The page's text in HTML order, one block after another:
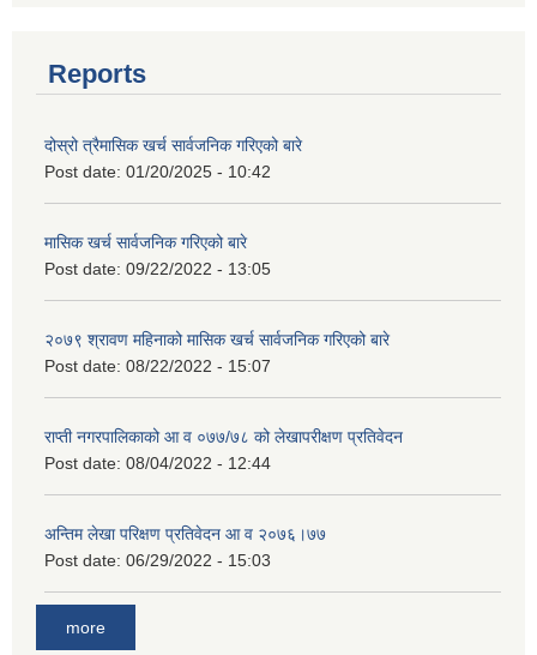
Reports
दोस्रो त्रैमासिक खर्च सार्वजनिक गरिएको बारे
Post date: 01/20/2025 - 10:42
मासिक खर्च सार्वजनिक गरिएको बारे
Post date: 09/22/2022 - 13:05
२०७९ श्रावण महिनाको मासिक खर्च सार्वजनिक गरिएको बारे
Post date: 08/22/2022 - 15:07
राप्ती नगरपालिकाको आ व ०७७/७८ को लेखापरीक्षण प्रतिवेदन
Post date: 08/04/2022 - 12:44
अन्तिम लेखा परिक्षण प्रतिवेदन आ व २०७६।७७
Post date: 06/29/2022 - 15:03
more